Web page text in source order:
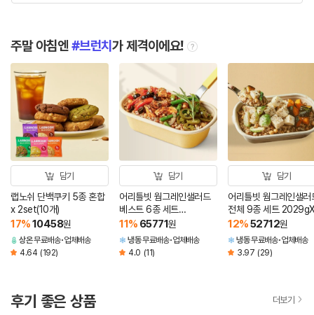
주말 아침엔 브런치가 제격이에요! tooltip
담기
17%10458원
랩노쉬 단백쿠키 5종 혼합
x 2set(10개)
상온무료배송 업체배송
4.64 (192)
담기
11% 65771원
어리틀빗 웜그레인샐러드
베스트 6종 세트
1257gX2개 (총12개)
냉동무료배송 업체배송
4.0 (11)
담기
12%52712원
어리틀빗 웜그레인샐러
전체 9종 세트
개 (총9개)
냉동무료배송 업체배송
3.97 (29)
후기 좋은 상품 더보기